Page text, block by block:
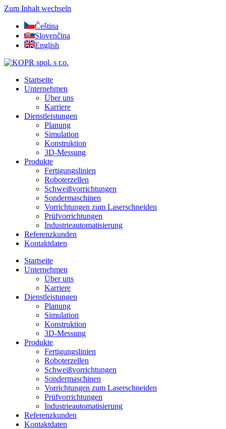
Zum Inhalt wechseln
Čeština
Slovenčina
English
Startseite
Unternehmen
Über uns
Karriere
Dienstleistungen
Planung
Simulation
Konstruktion
3D-Messung
Produkte
Fertigungslinien
Roboterzellen
Schweißvorrichtungen
Sondermaschinen
Vorrichtungen zum Laserschneiden
Prüfvorrichtungen
Industrieautomatisierung
Referenzkunden
Kontaktdaten
Startseite
Unternehmen
Über uns
Karriere
Dienstleistungen
Planung
Simulation
Konstruktion
3D-Messung
Produkte
Fertigungslinien
Roboterzellen
Schweißvorrichtungen
Sondermaschinen
Vorrichtungen zum Laserschneiden
Prüfvorrichtungen
Industrieautomatisierung
Referenzkunden
Kontaktdaten